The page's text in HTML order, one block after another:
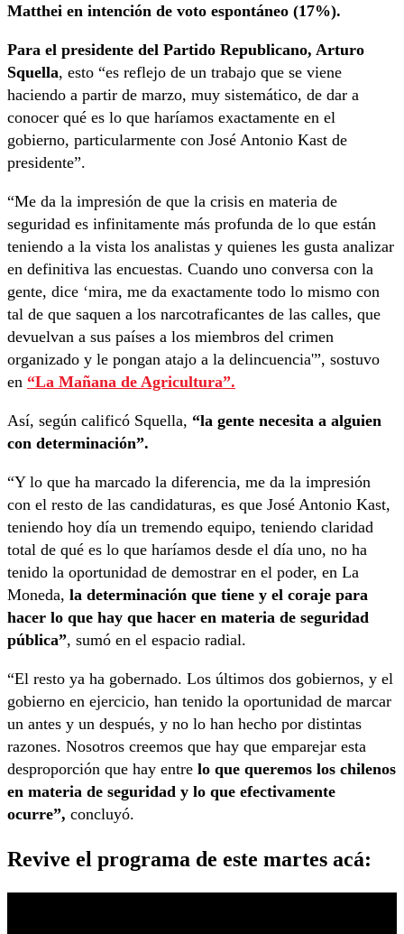
Matthei en intención de voto espontáneo (17%).
Para el presidente del Partido Republicano, Arturo
Squella, esto “es reflejo de un trabajo que se viene
haciendo a partir de marzo, muy sistemático, de dar a
conocer qué es lo que haríamos exactamente en el
gobierno, particularmente con José Antonio Kast de
presidente”.
“Me da la impresión de que la crisis en materia de
seguridad es infinitamente más profunda de lo que están
teniendo a la vista los analistas y quienes les gusta analizar
en definitiva las encuestas. Cuando uno conversa con la
gente, dice ‘mira, me da exactamente todo lo mismo con
tal de que saquen a los narcotraficantes de las calles, que
devuelvan a sus países a los miembros del crimen
organizado y le pongan atajo a la delincuencia'”, sostuvo
en “La Mañana de Agricultura”.
Así, según calificó Squella, “la gente necesita a alguien
con determinación”.
“Y lo que ha marcado la diferencia, me da la impresión
con el resto de las candidaturas, es que José Antonio Kast,
teniendo hoy día un tremendo equipo, teniendo claridad
total de qué es lo que haríamos desde el día uno, no ha
tenido la oportunidad de demostrar en el poder, en La
Moneda, la determinación que tiene y el coraje para
hacer lo que hay que hacer en materia de seguridad
pública”, sumó en el espacio radial.
“El resto ya ha gobernado. Los últimos dos gobiernos, y el
gobierno en ejercicio, han tenido la oportunidad de marcar
un antes y un después, y no lo han hecho por distintas
razones. Nosotros creemos que hay que emparejar esta
desproporción que hay entre lo que queremos los chilenos
en materia de seguridad y lo que efectivamente
ocurre”, concluyó.
Revive el programa de este martes acá: